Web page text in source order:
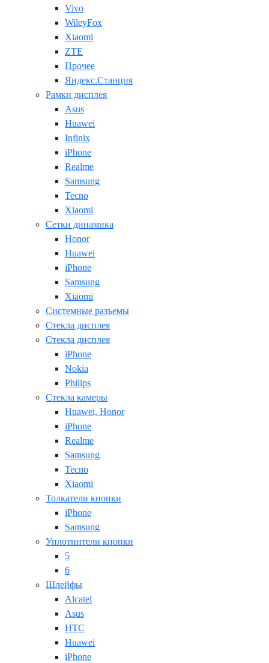
Vivo
WileyFox
Xiaomi
ZTE
Прочее
Яндекс.Станция
Рамки дисплея
Asus
Huawei
Infinix
iPhone
Realme
Samsung
Tecno
Xiaomi
Сетки динамика
Honor
Huawei
iPhone
Samsung
Xiaomi
Системные разъемы
Стекла дисплея
Стекла дисплея
iPhone
Nokia
Philips
Стекла камеры
Huawei, Honor
iPhone
Realme
Samsung
Tecno
Xiaomi
Толкатели кнопки
iPhone
Samsung
Уплотнители кнопки
5
6
Шлейфы
Alcatel
Asus
HTC
Huawei
iPhone